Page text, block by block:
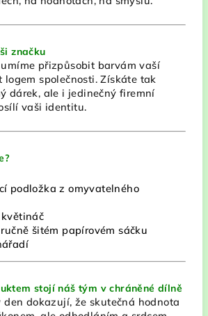
značku
přizpůsobit barvám vaší
společnosti. Získáte tak
dárek, ale i jedinečný firemní
vaši identitu.
podložka z omyvatelného
šitém papírovém sáčku
stojí náš tým v chráněné dílně
den dokazují, že skutečná hodnota